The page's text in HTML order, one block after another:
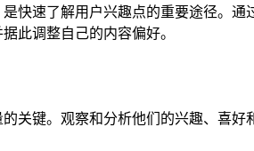
快速了解用户兴趣点的重要途径。
此调整自己的内容偏好。
关键。观察和分析他们的兴趣、喜